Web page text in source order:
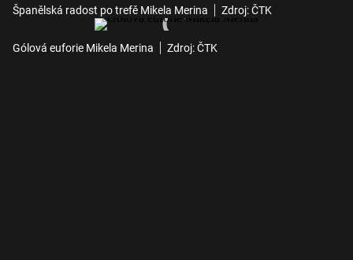
Španělská radost po trefě Mikela Merina Zdroj: ČTK
Gólová euforie Mikela Merina Zdroj: ČTK